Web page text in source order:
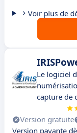
Voir plus de
Le logiciel
capture de
Version gratuite
Version payante